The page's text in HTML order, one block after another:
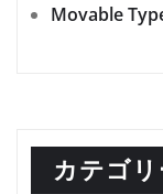
Movable
カテゴ